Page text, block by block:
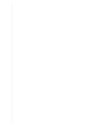
für Wartungs-,
denen starke
unterstützt die
erleichtert die
Bauteilen. Durch
professionellen
Ideal für